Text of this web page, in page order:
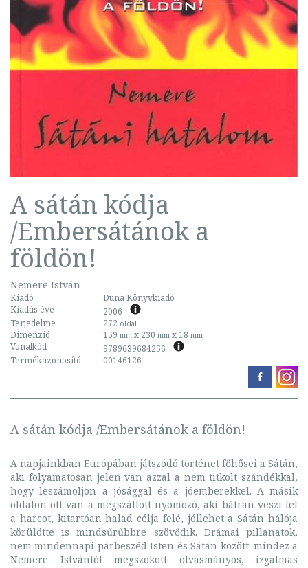
A sátán kódja
/Embersátánok a
földön!
Nemere István
Kiadó
Duna Könyvkiadó
Kiadás éve
2006
Terjedelme
272 oldal
Dimenzió 159 mm x 230 mm x 18 mm
Vonalkód
9789639684256
Termékazonosító
00146126
A sátán kódja /Embersátánok a földön!
A napjainkban Európában játszódó történet főhősei a Sátán,
aki folyamatosan jelen van azzal a nem titkolt szándékkal,
hogy leszámoljon a jósággal és a jóemberekkel. A másik
oldalon ott van a megszállott nyomozó, aki bátran veszi fel
a harcot, kitartóan halad célja felé, jóllehet a Sátán hálója
körülötte is mindsűrűbbre szövődik. Drámai pillanatok,
nem mindennapi párbeszéd Isten és Sátán között–mindez a
Nemere Istvántól megszokott olvasmányos, izgalmas